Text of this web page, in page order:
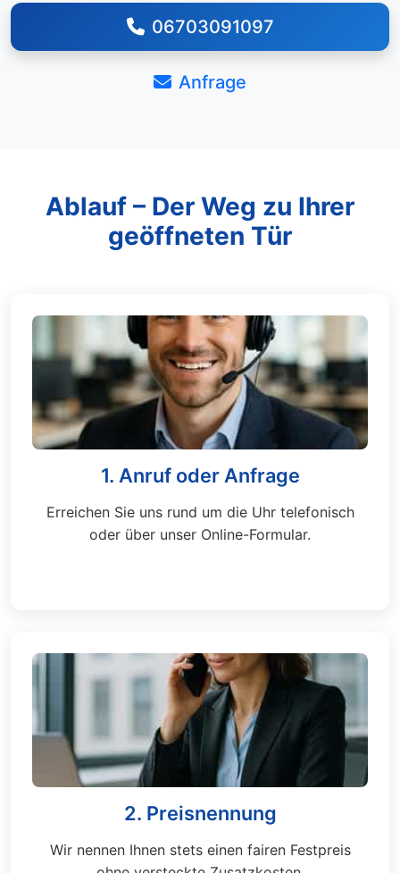
06703091097
Anfrage
Ablauf – Der Weg zu Ihrer
geöffneten Tür
1. Anruf oder Anfrage
Erreichen Sie uns rund um die Uhr telefonisch
oder über unser Online-Formular.
2. Preisnennung
Wir nennen Ihnen stets einen fairen Festpreis